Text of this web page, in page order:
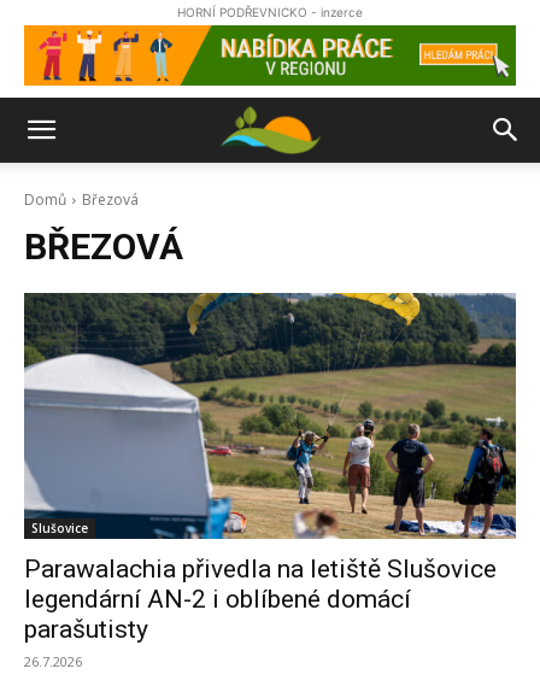
HORNÍ PODŘEVNICKO - inzerce
Domů Březová
BŘEZOVÁ
Slušovice
Parawalachia přivedla na letiště Slušovice
legendární AN-2 i oblíbené domácí
parašutisty
26.7.2026